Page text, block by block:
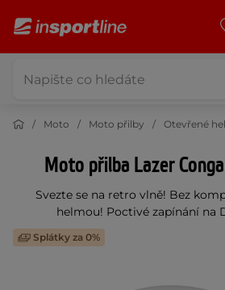
Moto Moto přilby Otevřené
Moto přilba Lazer
Svezte se na retro vlně! Bez
helmou! Poctivé zapínání na
Splátky za 0%